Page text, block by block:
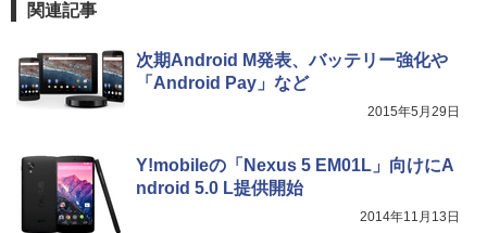
関連記事
次期Android M発表、バッテリー強化や
「Android Pay」など
2015年5月29日
Y!mobileの「Nexus 5 EM01L」向けにA
ndroid 5.0 L提供開始
2014年11月13日